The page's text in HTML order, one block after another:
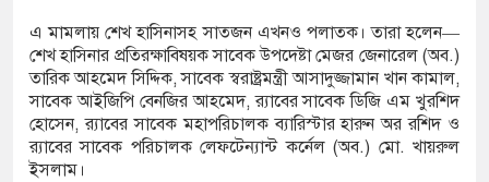
এ মামলায় শেখ হাসিনাসহ সাতজন এখনও পলাতক। তারা হলেন—
শেখ হাসিনার প্রতিরক্ষাবিষয়ক সাবেক উপদেষ্টা মেজর জেনারেল (অব.)
তারিক আহমেদ সিদ্দিক, সাবেক স্বরাষ্ট্রমন্ত্রী আসাদুজ্জামান খান কামাল,
সাবেক আইজিপি বেনজির আহমেদ, র‍্যাবের সাবেক ডিজি এম খুরশিদ
হোসেন, র‌্যাবের সাবেক মহাপরিচালক ব্যারিস্টার হারুন অর রশিদ ও
র‌্যাবের সাবেক পরিচালক লেফটেন্যান্ট কর্নেল (অব.) মো. খায়রুল
ইসলাম।